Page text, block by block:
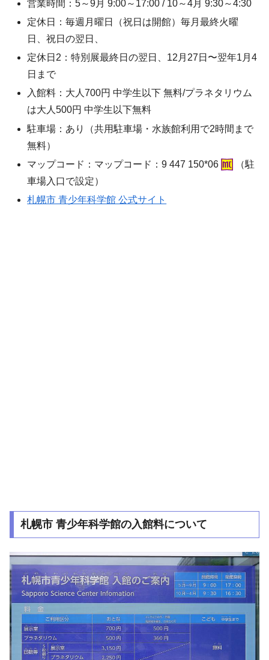
営業時間：5～9月 9:00～17:00 / 10～4月 9:30～4:30
定休日：毎週月曜日（祝日は開館）毎月最終火曜
日、祝日の翌日、
定休日2：特別展最終日の翌日、12月27日〜翌年1月4
日まで
入館料：大人700円 中学生以下 無料/プラネタリウム
は大人500円 中学生以下無料
駐車場：あり（共用駐車場・水族館利用で2時間まで
無料）
マップコード：マップコード：9 447 150*06
（駐
車場入口で設定）
札幌市 青少年科学館 公式サイト
札幌市 青少年科学館の入館料について